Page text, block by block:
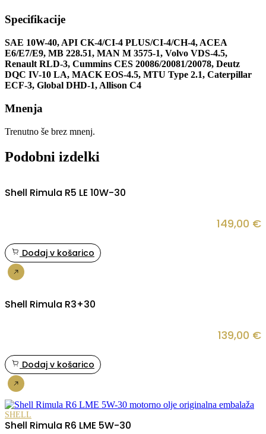
Specifikacije
SAE 10W-40, API CK-4/CI-4 PLUS/CI-4/CH-4, ACEA
E6/E7/E9, MB 228.51, MAN M 3575-1, Volvo VDS-4.5,
Renault RLD-3, Cummins CES 20086/20081/20078, Deutz
DQC IV-10 LA, MACK EOS-4.5, MTU Type 2.1, Caterpillar
ECF-3, Global DHD-1, Allison C4
Mnenja
Trenutno še brez mnenj.
Podobni izdelki
Shell Rimula R5 LE 10W-30
149,00 €
Dodaj v košarico
Shell Rimula R3+30
139,00 €
Dodaj v košarico
SHELL
Shell Rimula R6 LME 5W-30